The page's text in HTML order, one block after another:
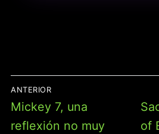
NAVEGACIÓN
DE
ENTRADAS
ANTERIOR
Entrada
anterior:
Mickey 7, una
reflexión no muy
of